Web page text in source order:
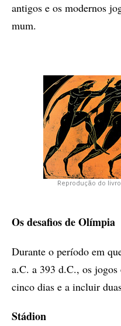
an­ti­gos e os mo­der­nos
mum.
Reprodução do
Os desafios de Olímpia
Durante o período em
a.C. a 393 d.C., os
cinco dias e a incluir
Stá­di­on